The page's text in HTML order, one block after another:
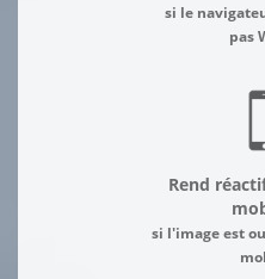
si le
pas
Rend
si l'image est